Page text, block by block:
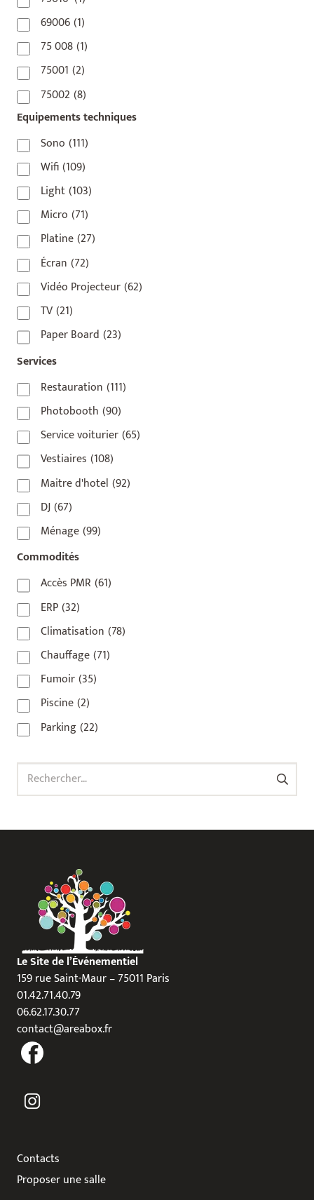
69006(1)
75 008(1)
75001 (2)
75002 (8)
75003(1)
75004(2)
75006 (5)
75007(7)
75008 (17)
75009(5)
75010 (9)
75011 (17)
75012(8)
75013(2)
75014
75015 (3)
75016(14)
75017(2)
75018(7)
75019(4)
75020
92110(1)
92800(1)
93
(1)
93 420(1)
93100(1)
93200
93500 (1)
Equipements techniques
Sono (111)
Wifi(109)
Light(103)
Micro (71)
Platine(27)
Écran (72)
Vidéo Projecteur(62)
TV(21)
Paper Board (23)
Services
Restauration (111)
Photobooth (90)
Service voiturier(65)
Vestiaires (108)
Maitre d'hotel (92)
DJ(67)
Ménage(99)
Commodités
Accès PMR (61)
ERP(32)
Climatisation (78)
Chauffage(71)
Fumoir(35)
Piscine(2)
Parking(22)
Rechercher :
Le Site de l’Événementiel
159 rue Saint-Maur – 75011 Paris
01.42.71.40.79
06.62.17.30.77
contact@areabox.fr
Contacts
Proposer une salle